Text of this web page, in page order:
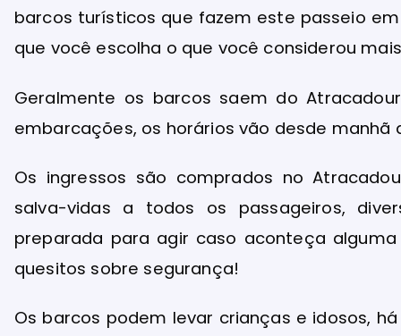
barcos turísticos que fazem este passeio
que você escolha o que você considerou
Geralmente os barcos saem do
embarcações, os horários vão desde manhã
Os ingressos são comprados no
salva-vidas a todos os passageiros,
preparada para agir caso aconteça
quesitos sobre segurança!
Os barcos podem levar crianças e idosos,